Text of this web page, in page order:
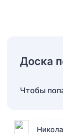
Доска
Чтобы